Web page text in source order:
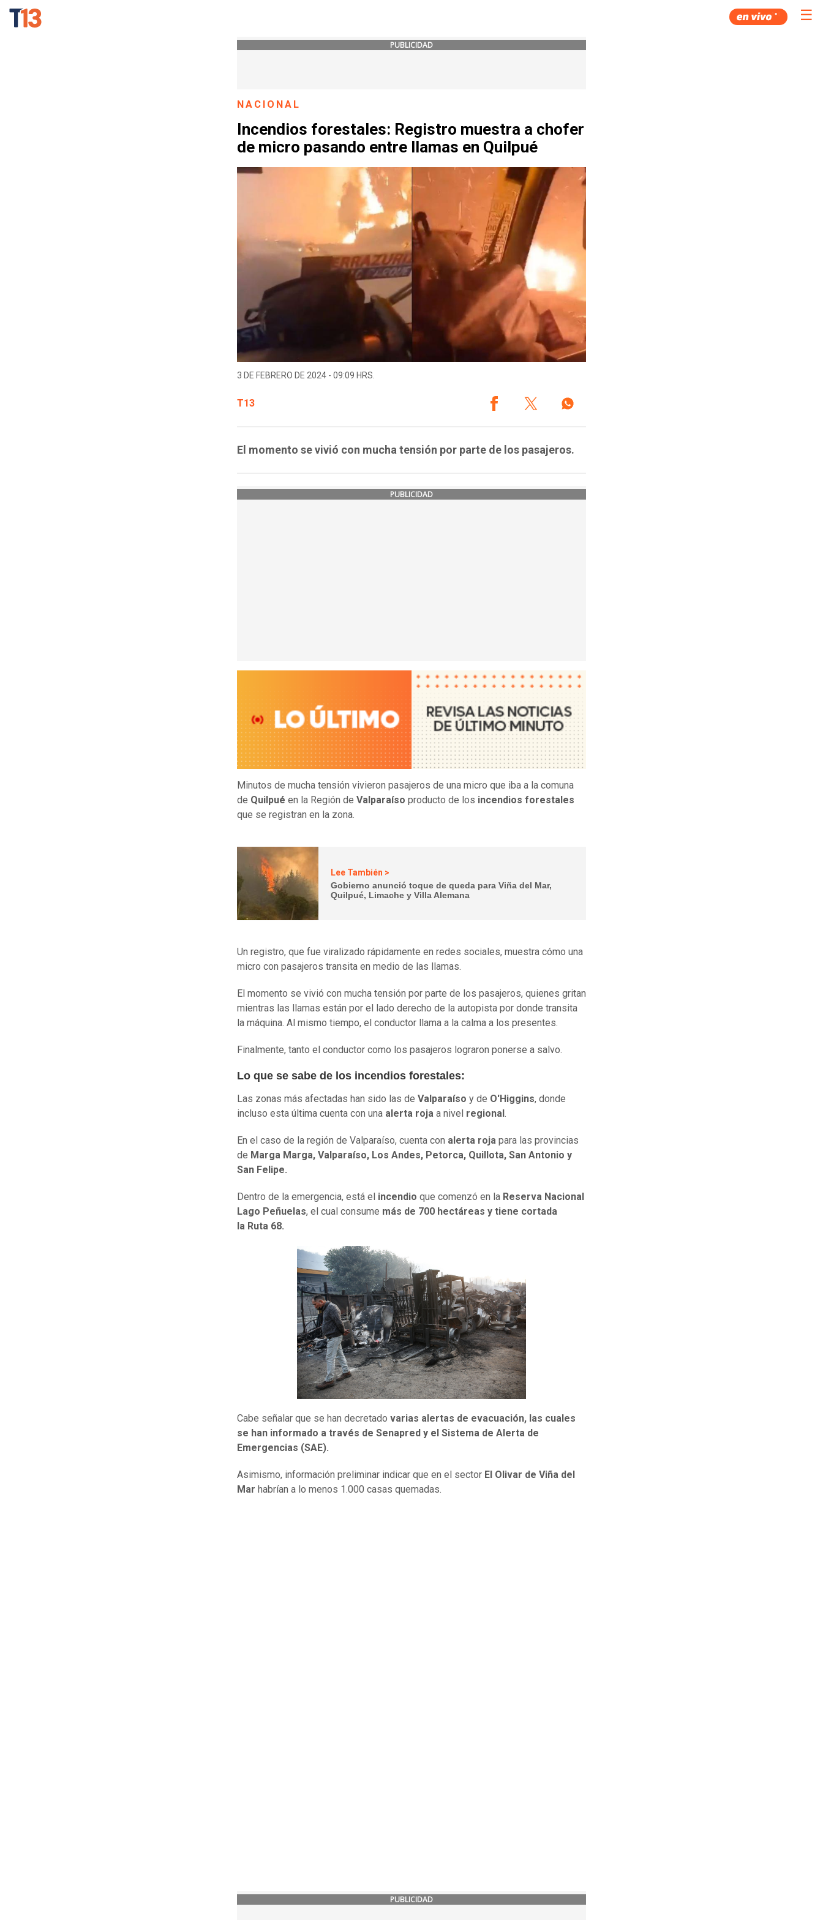
☰
PUBLICIDAD
NACIONAL
Incendios forestales: Registro muestra a chofer
de micro pasando entre llamas en Quilpué
3 DE FEBRERO DE 2024 - 09:09 HRS.
T13
El momento se vivió con mucha tensión por parte de los pasajeros.
PUBLICIDAD
Minutos de mucha tensión vivieron pasajeros de una micro que iba a la comuna
de Quilpué en la Región de Valparaíso producto de los incendios forestales
que se registran en la zona.
Lee También >
Gobierno anunció toque de queda para Viña del Mar,
Quilpué, Limache y Villa Alemana
Un registro, que fue viralizado rápidamente en redes sociales, muestra cómo una
micro con pasajeros transita en medio de las llamas.
El momento se vivió con mucha tensión por parte de los pasajeros, quienes gritan
mientras las llamas están por el lado derecho de la autopista por donde transita
la máquina. Al mismo tiempo, el conductor llama a la calma a los presentes.
Finalmente, tanto el conductor como los pasajeros lograron ponerse a salvo.
Lo que se sabe de los incendios forestales:
Las zonas más afectadas han sido las de Valparaíso y de O'Higgins, donde
incluso esta última cuenta con una alerta roja a nivel regional .
En el caso de la región de Valparaíso, cuenta con alerta roja para las provincias
de Marga Marga, Valparaíso, Los Andes, Petorca, Quillota, San Antonio y
San Felipe.
Dentro de la emergencia, está el incendio que comenzó en la Reserva Nacional
Lago Peñuelas, el cual consume más de 700 hectáreas y tiene cortada
la Ruta 68.
Cabe señalar que se han decretado varias alertas de evacuación, las cuales
se han informado a través de Senapred y el Sistema de Alerta de
Emergencias (SAE).
Asimismo, información preliminar indicar que en el sector El Olivar de Viña del
Mar habrían a lo menos 1.000 casas quemadas.
PUBLICIDAD